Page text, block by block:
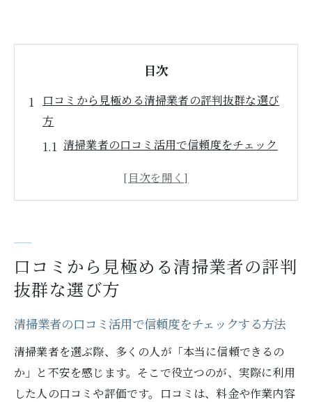
目次
口コミから見極める清掃業者の評判抜群な選び
方
清掃業者の口コミ活用で信頼度をチェック
清掃業者の満足度ランキングが参考になる
理由
口コミで比較するおすすめ清掃業者の特徴
安心できる清掃業者を選ぶ秘訣を徹底解説
清掃業者の料金や追加費用の明確さを確認
するコツ
口コミから見極める清掃業者の評判
抜群な選び方
清掃業者の口コミ活用で信頼度をチェックする方法
清掃業者を選ぶ際、多くの人が「本当に信頼できるの
か」と不安を感じます。そこで役立つのが、実際に利用
した人の口コミや評価です。口コミは、料金や作業内容